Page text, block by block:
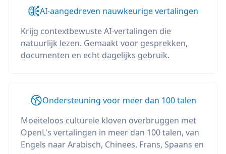
AI-aangedreven nauwkeurige vertalingen
Krijg contextbewuste AI-vertalingen die
natuurlijk lezen. Gemaakt voor gesprekken,
documenten en echt dagelijks gebruik.
Ondersteuning voor meer dan 100 talen
Moeiteloos culturele kloven overbruggen met
OpenL's vertalingen in meer dan 100 talen, van
Engels naar Arabisch, Chinees, Frans, Spaans en